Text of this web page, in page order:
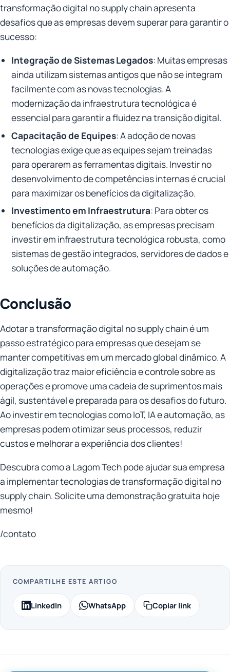
transformação digital no supply chain apresenta
desafios que as empresas devem superar para garantir o
sucesso:
Integração de Sistemas Legados: Muitas empresas
ainda utilizam sistemas antigos que não se integram
facilmente com as novas tecnologias. A
modernização da infraestrutura tecnológica é
essencial para garantir a fluidez na transição digital.
Capacitação de Equipes: A adoção de novas
tecnologias exige que as equipes sejam treinadas
para operarem as ferramentas digitais. Investir no
desenvolvimento de competências internas é crucial
para maximizar os benefícios da digitalização.
Investimento em Infraestrutura: Para obter os
benefícios da digitalização, as empresas precisam
investir em infraestrutura tecnológica robusta, como
sistemas de gestão integrados, servidores de dados e
soluções de automação.
Conclusão
Adotar a transformação digital no supply chain é um
passo estratégico para empresas que desejam se
manter competitivas em um mercado global dinâmico. A
digitalização traz maior eficiência e controle sobre as
operações e promove uma cadeia de suprimentos mais
ágil, sustentável e preparada para os desafios do futuro.
Ao investir em tecnologias como IoT, IA e automação, as
empresas podem otimizar seus processos, reduzir
custos e melhorar a experiência dos clientes!
Descubra como a Lagom Tech pode ajudar sua empresa
a implementar tecnologias de transformação digital no
supply chain. Solicite uma demonstração gratuita hoje
mesmo!
/contato
COMPARTILHE ESTE ARTIGO
LinkedIn WhatsApp Copiar link